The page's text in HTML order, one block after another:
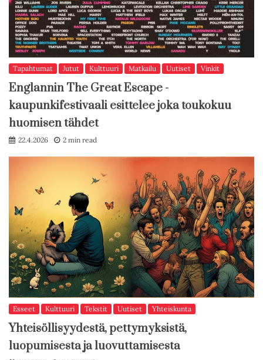
Tapahtumat Jutut Kulttuuri Matkailu Uutiset Vinkit
Englannin The Great Escape -
kaupunkifestivaali esittelee joka toukokuu
huomisen tähdet
22.4.2026 2 min read
Esseet Kulttuuri Tekstit Uutiset Yhteiskunta
Yhteisöllisyydestä, pettymyksistä,
luopumisesta ja luovuttamisesta